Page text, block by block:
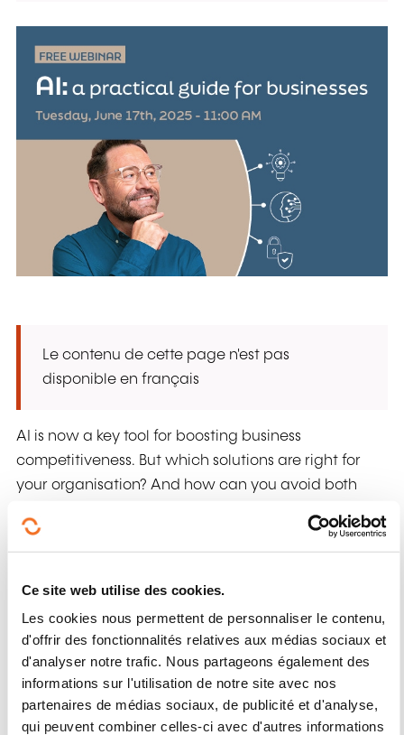
Ce site web utilise des cookies.
Les cookies nous permettent de personnaliser le contenu,
d'offrir des fonctionnalités relatives aux médias sociaux et
d'analyser notre trafic. Nous partageons également des
informations sur l'utilisation de notre site avec nos
partenaires de médias sociaux, de publicité et d'analyse,
qui peuvent combiner celles-ci avec d'autres informations
Le contenu de cette page n'est pas
disponible en français
AI is now a key tool for boosting business
competitiveness. But which solutions are right for
your organisation? And how can you avoid both
In this webinar, our expert will help you understand
applications and teach you how to craft effective
prompts to get the most out of these tools. You’ll
leave with best practices and simple solutions to
start using AI with confidence.
WHAT'S ON THE AGENDA: